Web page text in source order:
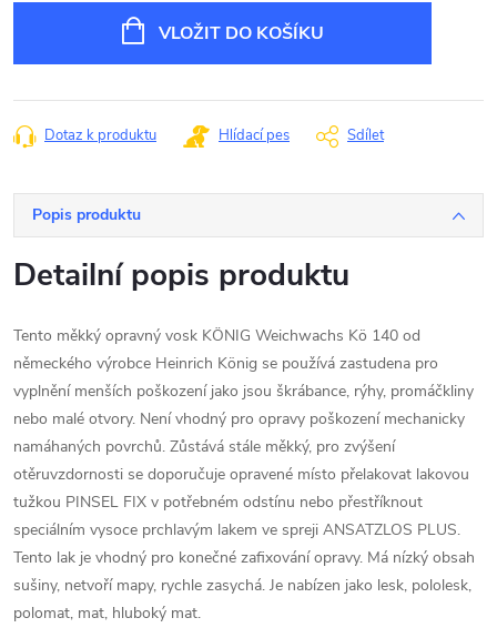
VLOŽIT DO KOŠÍKU
Dotaz k produktu Hlídací pes Sdílet
Popis produktu
Detailní popis produktu
Tento měkký opravný vosk KÖNIG Weichwachs Kö 140 od
německého výrobce Heinrich König se používá zastudena pro
vyplnění menších poškození jako jsou škrábance, rýhy, promáčkliny
nebo malé otvory. Není vhodný pro opravy poškození mechanicky
namáhaných povrchů. Zůstává stále měkký, pro zvýšení
otěruvzdornosti se doporučuje opravené místo přelakovat lakovou
tužkou PINSEL FIX v potřebném odstínu nebo přestříknout
speciálním vysoce prchlavým lakem ve spreji ANSATZLOS PLUS.
Tento lak je vhodný pro konečné zafixování opravy. Má nízký obsah
sušiny, netvoří mapy, rychle zasychá. Je nabízen jako lesk, pololesk,
polomat, mat, hluboký mat.